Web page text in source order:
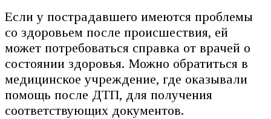
Если у пострадавшего имеются проблемы
со здоровьем после происшествия, ей
может потребоваться справка от врачей о
состоянии здоровья. Можно обратиться в
медицинское учреждение, где оказывали
помощь после ДТП, для получения
соответствующих документов.